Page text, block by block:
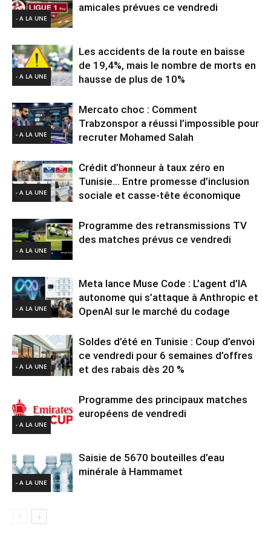
- A LA UNE
amicales prévues ce vendredi
- A LA UNE
Les accidents de la route en baisse
de 19,4%, mais le nombre de morts en
hausse de plus de 10%
- A LA UNE
Mercato choc : Comment
Trabzonspor a réussi l’impossible pour
recruter Mohamed Salah
- A LA UNE
Crédit d’honneur à taux zéro en
Tunisie… Entre promesse d’inclusion
sociale et casse-tête économique
- A LA UNE
Programme des retransmissions TV
des matches prévus ce vendredi
- A LA UNE
Meta lance Muse Code : L’agent d’IA
autonome qui s’attaque à Anthropic et
OpenAI sur le marché du codage
- A LA UNE
Soldes d’été en Tunisie : Coup d’envoi
ce vendredi pour 6 semaines d’offres
et des rabais dès 20 %
- A LA UNE
Programme des principaux matches
européens de vendredi
- A LA UNE
Saisie de 5670 bouteilles d’eau
minérale à Hammamet